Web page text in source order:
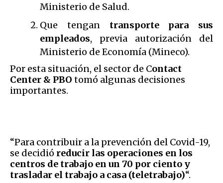
Ministerio de Salud.
Que tengan transporte para sus
empleados, previa autorización del
Ministerio de Economía (Mineco).
Por esta situación, el sector de Contact
Center & PBO tomó algunas decisiones
importantes.
“Para contribuir a la prevención del Covid-19,
se decidió reducir las operaciones en los
centros de trabajo en un 70 por ciento y
trasladar el trabajo a casa (teletrabajo)“.